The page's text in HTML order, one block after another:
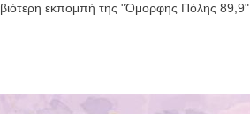
εκπομπή της "Όμορφης Πόλης 89,9"